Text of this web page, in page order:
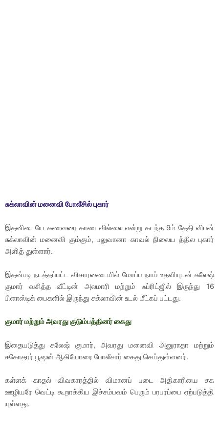
சுக்லாவின் மனைவி போலீசில் புகார்
இதனிடையே கணவரை காண வில்லை என்று கடந்த 9ம் தேதி விபன்
சுக்லாவின் மனைவி கும்கும், பலுவானா காவல் நிலைய த்தில புகார்
அளித் துள்ளார்.
இதன்படி நடத்தப்பட்ட விசாரணை யில் மோப்ப நாய் உதவியுடன் சுலேஷ்
குமார் வசித்த வீட்டின் அலமாரி மற்றும் ஃப்ரிட்ஜில் இருந்து 16
பிளாஸ்டிக் பைகளில் இருந்து சுக்லாவின் உடல் மீட்கப் பட்டது.
குமார் மற்றும் அவரது குடும்பத்தினர் கைது
இதையடுத்து சுலேஷ் குமார், அவரது மனைவி அனுராதா மற்றும்
சகோதரர் பூஷன் ஆகியோரை போலீசார் கைது செய்துள்ளனர்.
கள்ளக் காதல் விவகாரத்தில் விமானப் படை அதிகாரியை சக
ஊழியரே வெட்டி கூறாக்கிய இச்சம்பவம் பெரும் பரபரப்பை ஏற்படுத்தி
யுள்ளது.